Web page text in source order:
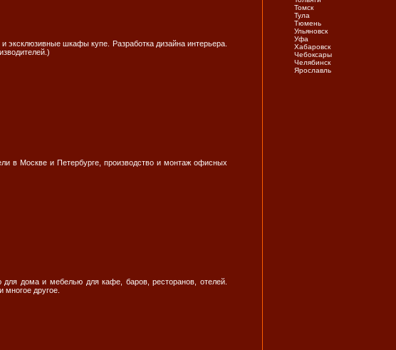
шкафы купе. Разработка дизайна интерьера.
в Москве и Петербурге, производство и монтаж офисных
дома и мебелью для кафе, баров, ресторанов, отелей.
другое.
Томск
Тула
Тюмень
Ульяновск
Уфа
Хабаровск
Чебоксары
Челябинск
Ярослaвль